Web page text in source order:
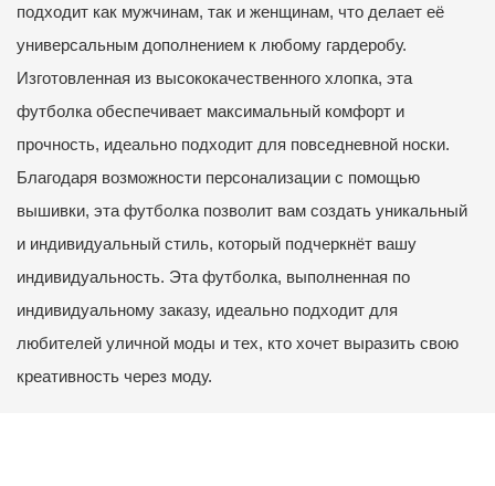
подходит как мужчинам, так и женщинам, что делает её
универсальным дополнением к любому гардеробу.
Изготовленная из высококачественного хлопка, эта
футболка обеспечивает максимальный комфорт и
прочность, идеально подходит для повседневной носки.
Благодаря возможности персонализации с помощью
вышивки, эта футболка позволит вам создать уникальный
и индивидуальный стиль, который подчеркнёт вашу
индивидуальность. Эта футболка, выполненная по
индивидуальному заказу, идеально подходит для
любителей уличной моды и тех, кто хочет выразить свою
креативность через моду.